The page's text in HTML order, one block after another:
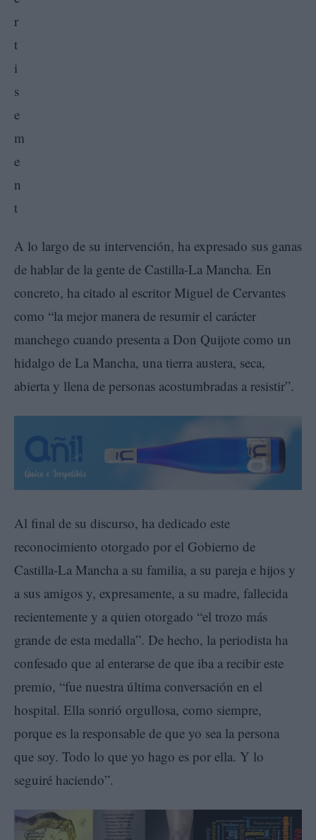
A lo largo de su intervención, ha expresado sus ganas
de hablar de la gente de Castilla-La Mancha. En
concreto, ha citado al escritor Miguel de Cervantes
como “la mejor manera de resumir el carácter
manchego cuando presenta a Don Quijote como un
hidalgo de La Mancha, una tierra austera, seca,
abierta y llena de personas acostumbradas a resistir”.
Al final de su discurso, ha dedicado este
reconocimiento otorgado por el Gobierno de
Castilla-La Mancha a su familia, a su pareja e hijos y
a sus amigos y, expresamente, a su madre, fallecida
recientemente y a quien otorgado “el trozo más
grande de esta medalla”. De hecho, la periodista ha
confesado que al enterarse de que iba a recibir este
premio, “fue nuestra última conversación en el
hospital. Ella sonrió orgullosa, como siempre,
porque es la responsable de que yo sea la persona
que soy. Todo lo que yo hago es por ella. Y lo
seguiré haciendo”.